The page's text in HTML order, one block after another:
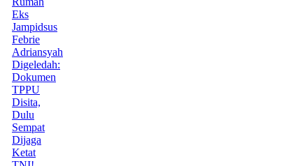
Eks
Jampidsus
Febrie
Adriansyah
Digeledah:
Dokumen
TPPU
Disita,
Dulu
Sempat
Dijaga
Ketat